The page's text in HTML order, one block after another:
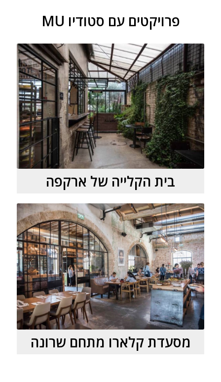
פרויקטים עם סטודיו MU
בית הקלייה של ארקפה
מסעדת קלארו מתחם שרונה